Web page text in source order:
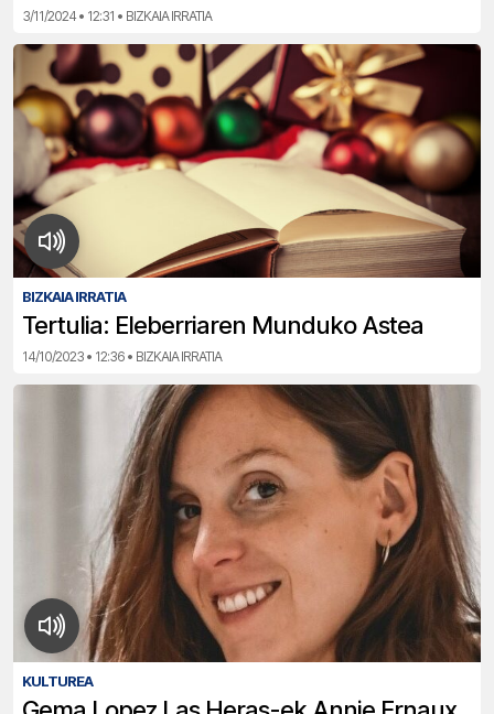
3/11/2024 • 12:31 • BIZKAIA IRRATIA
BIZKAIA IRRATIA
Tertulia: Eleberriaren Munduko Astea
14/10/2023 • 12:36 • BIZKAIA IRRATIA
KULTUREA